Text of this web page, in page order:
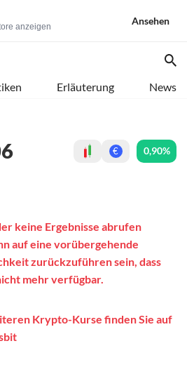
anzeigen
Ansehen
Erläuterung News
€ 0,90%
keine Ergebnisse abrufen
auf eine vorübergehende
zurückzuführen sein, dass
mehr verfügbar.
Krypto-Kurse finden Sie auf